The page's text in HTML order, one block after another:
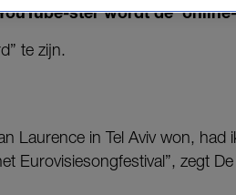
ster wordt de
te zijn.
Laurence in Tel Aviv won,
Eurovisiesongfestival”, zegt